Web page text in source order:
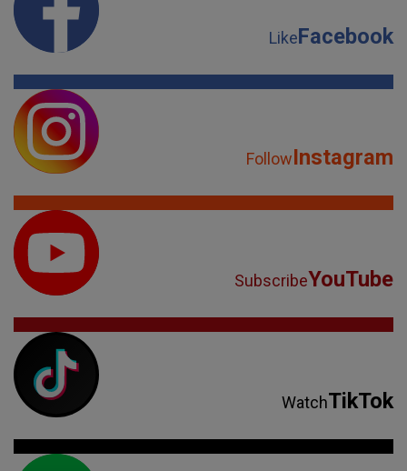
LikeFacebook
FollowInstagram
SubscribeYouTube
WatchTikTok